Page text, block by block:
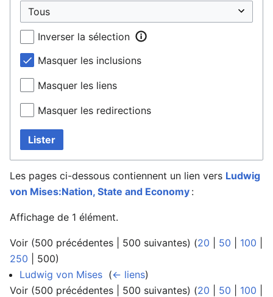
Inverser la sélection
Masquer les inclusions
Masquer les liens
Masquer les redirections
Lister
Les pages ci-dessous contiennent un lien vers Ludwig
von Mises:Nation, State and Economy :
Affichage de 1 élément.
Voir (500 précédentes 500 suivantes) (20 50 100
250
500)
Ludwig von Mises (← liens)
Voir (500 précédentes 500 suivantes) (20 50 100